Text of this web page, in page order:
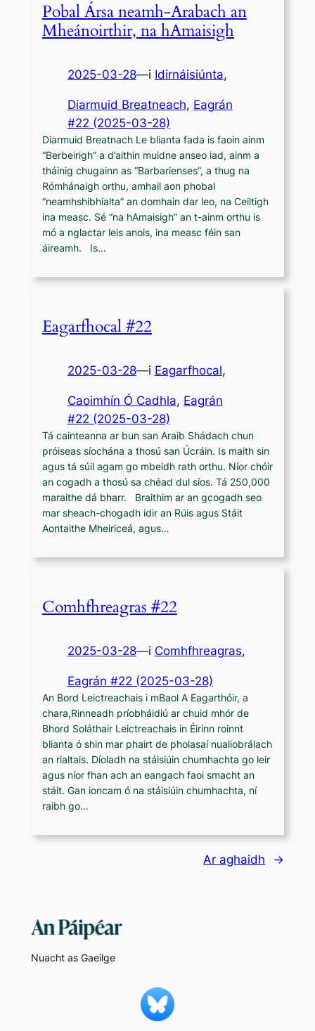
Pobal Ársa neamh-Arabach an
Mheánoirthir, na hAmaisigh
2025-03-28—i Idirnáisiúnta,
Diarmuid Breatneach, Eagrán
#22 (2025-03-28)
Diarmuid Breatnach Le blianta fada is faoin ainm
“Berbeirigh” a d’aithin muidne anseo iad, ainm a
tháinig chugainn as “Barbarienses”, a thug na
Rómhánaigh orthu, amhail aon phobal
“neamhshibhialta” an domhain dar leo, na Ceiltigh
ina measc. Sé “na hAmaisigh” an t-ainm orthu is
mó a nglactar leis anois, ina measc féin san
áireamh. Is…
Eagarfhocal #22
2025-03-28—i Eagarfhocal,
Caoimhín Ó Cadhla, Eagrán
#22 (2025-03-28)
Tá cainteanna ar bun san Araib Shádach chun
próiseas síochána a thosú san Úcráin. Is maith sin
agus tá súil agam go mbeidh rath orthu. Níor chóir
an cogadh a thosú sa chéad dul síos. Tá 250,000
maraithe dá bharr. Braithim ar an gcogadh seo
mar sheach-chogadh idir an Rúis agus Stáit
Aontaithe Mheiriceá, agus…
Comhfhreagras #22
2025-03-28—i Comhfhreagras,
Eagrán #22 (2025-03-28)
An Bord Leictreachais i mBaol A Eagarthóir, a
chara,Rinneadh príobháidiú ar chuid mhór de
Bhord Soláthair Leictreachais in Éirinn roinnt
blianta ó shin mar phairt de pholasaí nualiobrálach
an rialtais. Díoladh na stáisiúin chumhachta go leir
agus níor fhan ach an eangach faoi smacht an
stáit. Gan ioncam ó na stáisiúin chumhachta, ní
raibh go…
Ar aghaidh →
Nuacht as Gaeilge